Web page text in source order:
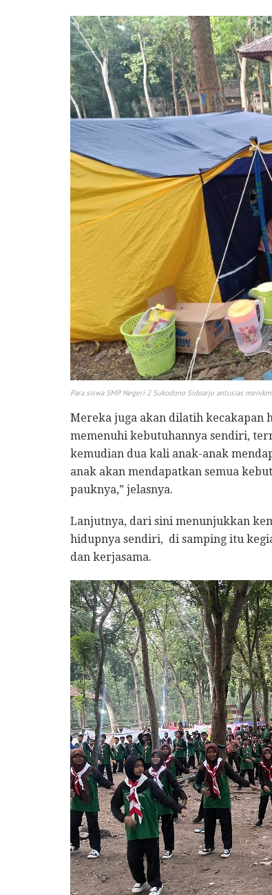
Para siswa SMP Negeri 2 Sukodono Sidoarjo antusias
Mereka juga akan dilatih kecakapan
memenuhi kebutuhannya sendiri,
kemudian dua kali anak-anak
anak akan mendapatkan semua
pauknya,” jelasnya.
Lanjutnya, dari sini menunjukkan
hidupnya sendiri, di samping itu
dan kerjasama.